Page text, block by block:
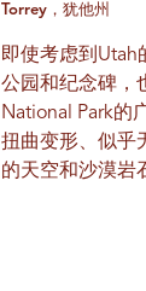
Torrey，犹他州
即使考虑到Utah
公园和纪念碑，
National Park的
扭曲变形、似乎
的天空和沙漠岩